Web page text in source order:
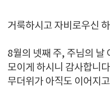
거룩하시고 자비로우신
8월의 넷째 주, 주님의 날
모이게 하시니 감사합니
무더위가 아직도 이어지